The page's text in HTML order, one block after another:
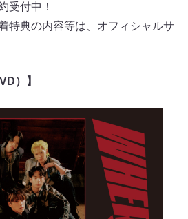
受付中！
特典の内容等は、オフィシャルサ
）】